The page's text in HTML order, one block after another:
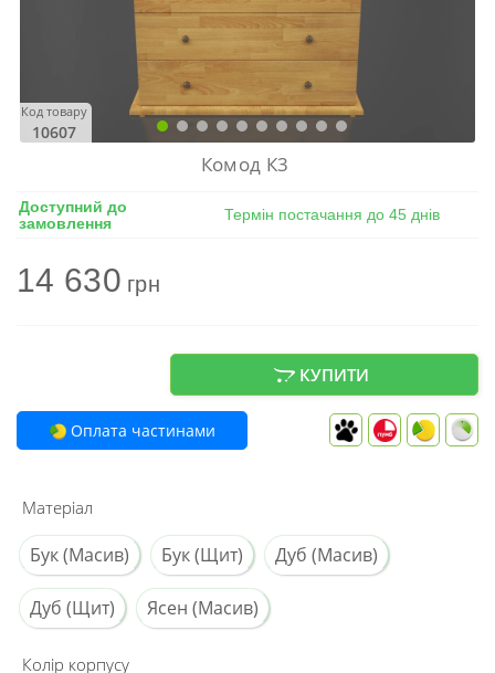
Код товару
10607
Комод К3
Доступний до
замовлення
Термін постачання до 45 днів
14 630грн
КУПИТИ
Оплата частинами
Матеріал
Бук (Масив) Бук (Щит) Дуб (Масив)
Дуб (Щит) Ясен (Масив)
Колір корпусу